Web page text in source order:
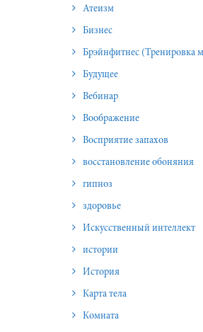
Атеизм
Бизнес
Брэйнфитнес (Тренировка
Будущее
Вебинар
Воображение
Восприятие запахов
восстановление обоняния
гипноз
здоровье
Искусственный интеллект
истории
История
Карта тела
Комната